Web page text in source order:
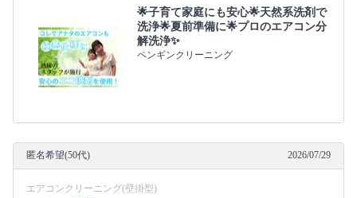
🌟子育て家庭にも安心🌟天然系洗剤で
洗浄🌟夏前準備に🌟プロのエアコン分
解洗浄✨
ペンギンクリーニング
匿名希望(50代) 2026/07/29
エアコンクリーニング(壁掛型)